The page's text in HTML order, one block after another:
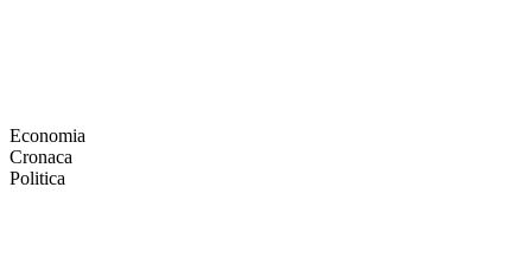
Economia
Cronaca
Politica